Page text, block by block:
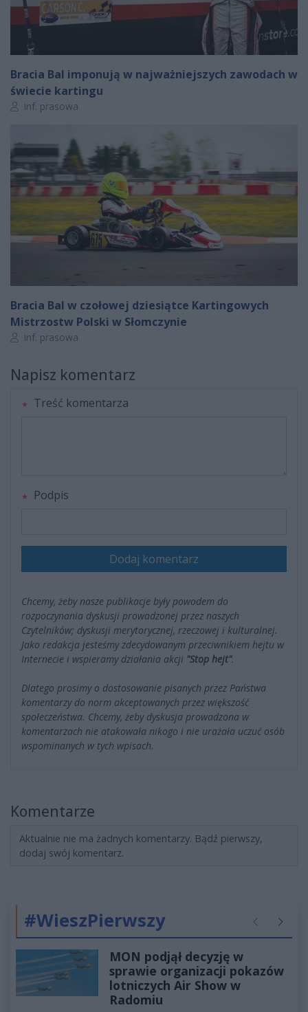
Bracia Bal imponują w najważniejszych zawodach w
świecie kartingu
Autor artykułu:
inf. prasowa
Bracia Bal w czołowej dziesiątce Kartingowych
Mistrzostw Polski w Słomczynie
Autor artykułu:
inf. prasowa
Napisz komentarz
Treść komentarza
Podpis
Dodaj komentarz
Chcemy, żeby nasze publikacje były powodem do
rozpoczynania dyskusji prowadzonej przez naszych
Czytelników; dyskusji merytorycznej, rzeczowej i kulturalnej.
Jako redakcja jesteśmy zdecydowanym przeciwnikiem hejtu w
Internecie i wspieramy działania akcji "Stop hejt".
Dlatego prosimy o dostosowanie pisanych przez Państwa
komentarzy do norm akceptowanych przez większość
społeczeństwa. Chcemy, żeby dyskusja prowadzona w
komentarzach nie atakowała nikogo i nie urażała uczuć osób
wspominanych w tych wpisach.
Komentarze
Aktualnie nie ma żadnych komentarzy. Bądź pierwszy,
dodaj swój komentarz.
#WieszPierwszy Poprzednie
MON podjął decyzję w
sprawie organizacji pokazów
lotniczych Air Show w
Radomiu